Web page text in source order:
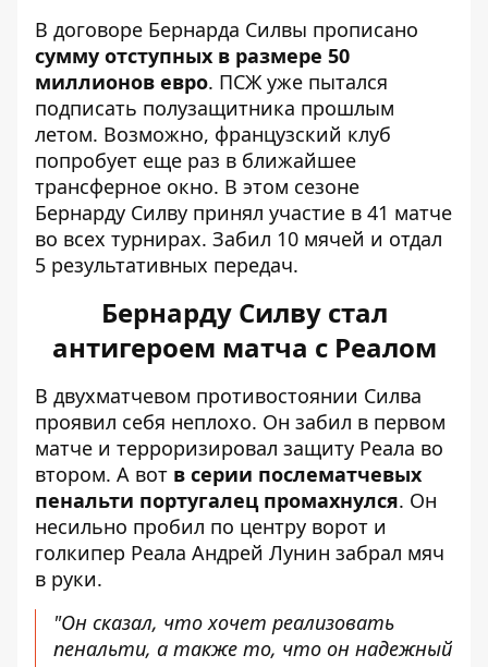
В договоре Бернарда Силвы прописано
сумму отступных в размере 50
миллионов евро. ПСЖ уже пытался
подписать полузащитника прошлым
летом. Возможно, французский клуб
попробует еще раз в ближайшее
трансферное окно. В этом сезоне
Бернарду Силву принял участие в 41 матче
во всех турнирах. Забил 10 мячей и отдал
5 результативных передач.
Бернарду Силву стал
антигероем матча с Реалом
В двухматчевом противостоянии Силва
проявил себя неплохо. Он забил в первом
матче и терроризировал защиту Реала во
втором. А вот в серии послематчевых
пенальти португалец промахнулся. Он
несильно пробил по центру ворот и
голкипер Реала Андрей Лунин забрал мяч
в руки.
"Он сказал, что хочет реализовать
пенальти, а также то, что он надежный